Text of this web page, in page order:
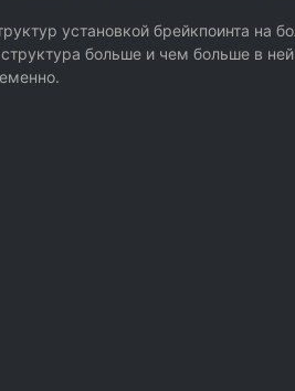
установкой брейкпоинта на
больше и чем больше в